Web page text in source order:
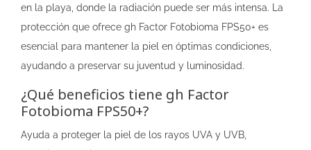
en la playa, donde la radiación puede ser más intensa. La
protección que ofrece gh Factor Fotobioma FPS50+ es
esencial para mantener la piel en óptimas condiciones,
ayudando a preservar su juventud y luminosidad.
¿Qué beneficios tiene gh Factor
Fotobioma FPS50+?
Ayuda a proteger la piel de los rayos UVA y UVB,